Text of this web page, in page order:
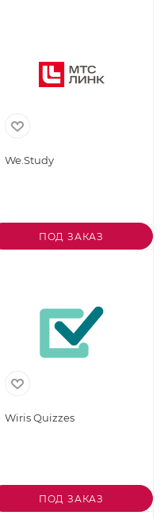
We.Study
ПОД ЗАКАЗ
Wiris Quizzes
ПОД ЗАКАЗ